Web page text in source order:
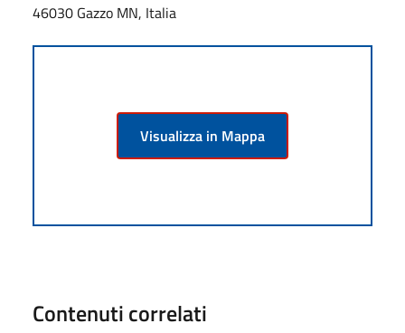
46030 Gazzo MN, Italia
Visualizza in Mappa
Contenuti correlati